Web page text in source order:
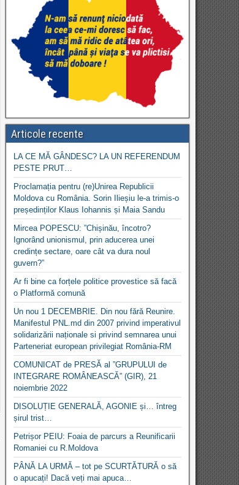
Articole recente
LA CE MĂ GÂNDESC? LA UN REFERENDUM
PESTE PRUT…
Proclamația pentru (re)Unirea Republicii
Moldova cu România. Sorin Ilieșiu le-a trimis-o
președinților Klaus Iohannis și Maia Sandu
Mircea POPESCU: ”Chișinău, încotro?
Ignorând unionismul, prin aducerea unei
credințe sectare, oare cât va dura noul
guvern?”
Ar fi bine ca forțele politice provestice să facă
o Platformă comună
Un nou 1 DECEMBRIE. Din nou fără Reunire.
Manifestul PNL.md din 2007 privind imperativul
solidarizării naționale si privind semnarea unui
Parteneriat european privilegiat România-RM
COMUNICAT de PRESĂ al ”GRUPULUI de
INTEGRARE ROMÂNEASCĂ” (GIR), 21
noiembrie 2022
DISOLUȚIE GENERALĂ, AGONIE și… întreg
șirul trist…
Petrișor PEIU: Foaia de parcurs a Reunificarii
Romaniei cu R.Moldova
PÂNĂ LA URMĂ – tot pe SCURTĂTURĂ o să
o apucați! Dacă veți mai apuca…